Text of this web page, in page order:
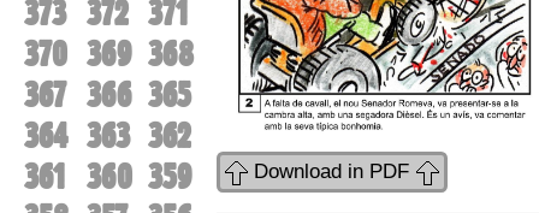
373 372 371
370 369 368
367 366 365
364 363 362
361 360 359
Download in PDF